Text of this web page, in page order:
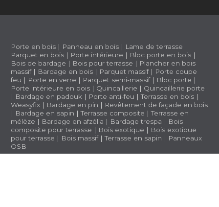
Porte en bois | Panneau en bois | Lame de terrasse |
Parquet en bois | Porte intérieure | Bloc porte en bois |
Bois de bardage | Bois pour terrasse | Plancher en bois
massif| Bardage en bois | Parquet massif| Porte coupe
feu | Porte en verre | Parquet semi-massif| Bloc porte |
Porte intérieure en bois | Quincaillerie | Quincaillerie porte
| Bardage en padouk | Porte anti-feu |Terrasse en bois |
Weasyfix | Bardage en pin | Revêtement de façade en bois
| Bardage en sapin |Terrasse composite |Terrasse en
mélèze | Bardage en afzélia | Bardage trespa | Bois
composite pour terrasse | Bois exotique | Bois exotique
pour terrasse | Bois massif|Terrasse en sapin | Panneaux
OSB